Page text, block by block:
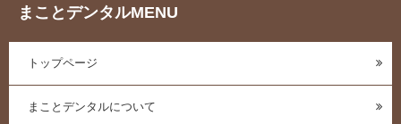
まことデンタルMENU
トップページ
まことデンタルについて